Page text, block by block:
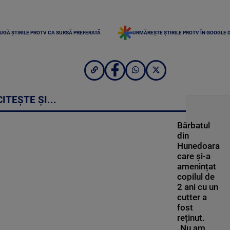
ȘTIRILE PROTV CA SURSĂ PREFERATĂ URMĂREȘTE ȘTIRILE PROTV ÎN GOOGLE
ȘI...
Bărbatul
din
Hunedoara
care și-a
amenințat
copilul de
2 ani cu un
cutter a
fost
reținut.
„Nu am